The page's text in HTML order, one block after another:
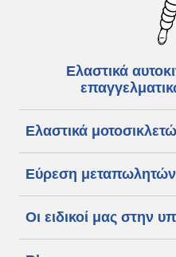
Ελαστικά
Ελαστικά
Εύρεση μεταπωλητών
Οι ειδικοί μας στην